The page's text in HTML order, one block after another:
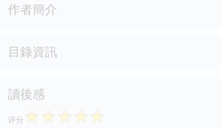
作者簡介
目錄資訊
讀後感
评分 ☆☆☆☆☆